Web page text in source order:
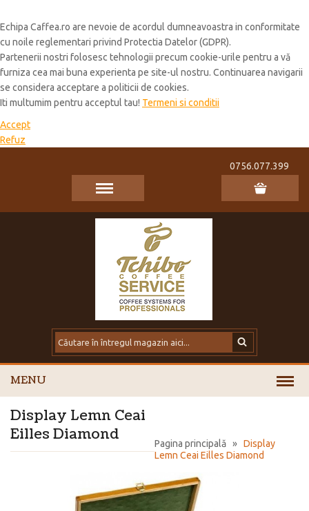
Echipa Caffea.ro are nevoie de acordul dumneavoastra in conformitate
cu noile reglementari privind Protectia Datelor (GDPR).
Partenerii nostri folosesc tehnologii precum cookie-urile pentru a vă
furniza cea mai buna experienta pe site-ul nostru. Continuarea navigarii
se considera acceptare a politicii de cookies.
Iti multumim pentru acceptul tau! Termeni si conditii
Accept
Refuz
0756.077.399
MENU
Pagina principală » Display
Lemn Ceai Eilles Diamond
Display Lemn Ceai
Eilles Diamond